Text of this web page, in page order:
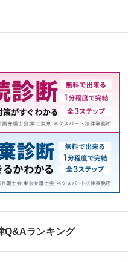
Q&Aランキング